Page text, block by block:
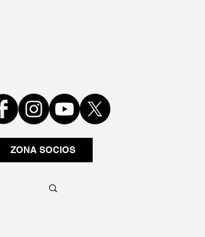
ZONA SOCIOS